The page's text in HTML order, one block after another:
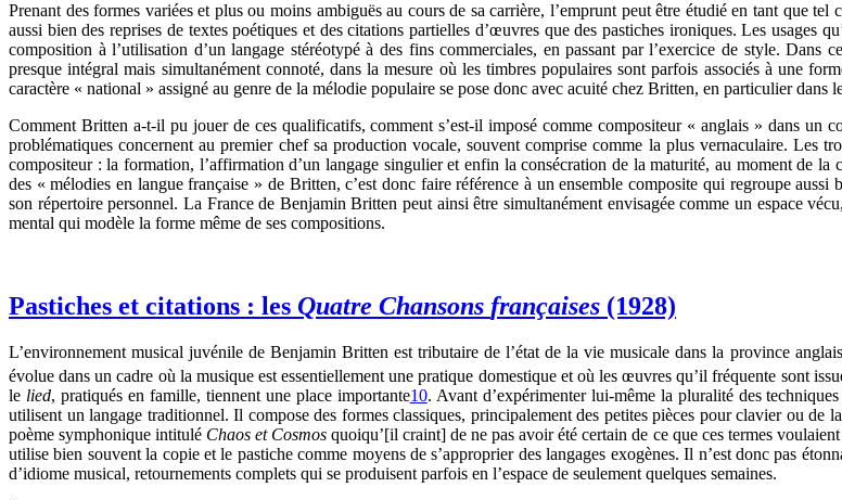
Prenant des formes variées et plus ou moins ambiguës au cours de sa carrière, l’emprunt peut être étudié en tant que
aussi bien des reprises de textes poétiques et des citations partielles d’œuvres que des pastiches ironiques. Les usages
composition à l’utilisation d’un langage stéréotypé à des fins commerciales, en passant par l’exercice de style. Dans
presque intégral mais simultanément connoté, dans la mesure où les timbres populaires sont parfois associés à une
caractère « national » assigné au genre de la mélodie populaire se pose donc avec acuité chez Britten, en particulier dans
Comment Britten a-t-il pu jouer de ces qualificatifs, comment s’est-il imposé comme compositeur « anglais » dans un
problématiques concernent au premier chef sa production vocale, souvent comprise comme la plus vernaculaire. Les
compositeur : la formation, l’affirmation d’un langage singulier et enfin la consécration de la maturité, au moment de
des « mélodies en langue française » de Britten, c’est donc faire référence à un ensemble composite qui regroupe
son répertoire personnel. La France de Benjamin Britten peut ainsi être simultanément envisagée comme un espace
mental qui modèle la forme même de ses compositions.
Pastiches et citations : les Quatre Chansons françaises (1928)
L’environnement musical juvénile de Benjamin Britten est tributaire de l’état de la vie musicale dans la province
évolue dans un cadre où la musique est essentiellement une pratique domestique et où les œuvres qu’il fréquente sont
le lied, pratiqués en famille, tiennent une place importante10. Avant d’expérimenter lui-même la pluralité des
utilisent un langage traditionnel. Il compose des formes classiques, principalement des petites pièces pour clavier ou de
poème symphonique intitulé Chaos et Cosmosquoiqu’[il craint] de ne pas avoir été certain de ce que ces termes
utilise bien souvent la copie et le pastiche comme moyens de s’approprier des langages exogènes. Il n’est donc pas
d’idiome musical, retournements complets qui se produisent parfois en l’espace de seulement quelques semaines.